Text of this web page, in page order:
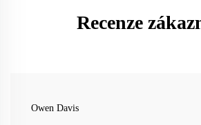
Recenze
Owen Davis